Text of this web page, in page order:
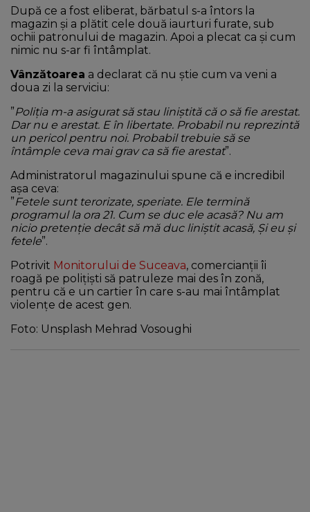
După ce a fost eliberat, bărbatul s-a întors la
magazin și a plătit cele două iaurturi furate, sub
ochii patronului de magazin. Apoi a plecat ca și cum
nimic nu s-ar fi întâmplat.
Vânzătoarea a declarat că nu știe cum va veni a
doua zi la serviciu:
”Poliția m-a asigurat să stau liniștită că o să fie arestat.
Dar nu e arestat. E în libertate. Probabil nu reprezintă
un pericol pentru noi. Probabil trebuie să se
întâmple ceva mai grav ca să fie arestat”.
Administratorul magazinului spune că e incredibil
așa ceva:
”Fetele sunt terorizate, speriate. Ele termină
programul la ora 21. Cum se duc ele acasă? Nu am
nicio pretenție decât să mă duc liniștit acasă, Și eu și
fetele”.
Potrivit Monitorului de Suceava, comercianții îi
roagă pe polițiști să patruleze mai des în zonă,
pentru că e un cartier în care s-au mai întâmplat
violențe de acest gen.
Foto: Unsplash Mehrad Vosoughi